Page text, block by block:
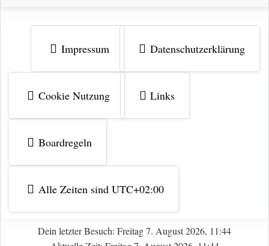
Impressum Datenschutzerklärung
Cookie Nutzung Links
Boardregeln
Alle Zeiten sind UTC+02:00
Dein letzter Besuch: Freitag 7. August 2026, 11:44